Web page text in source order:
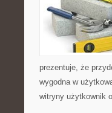
prezentuje, że
wygodna w
witryny użytkownik